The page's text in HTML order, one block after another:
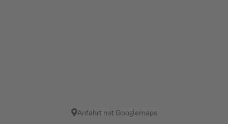
Anfahrt mit Googlemaps